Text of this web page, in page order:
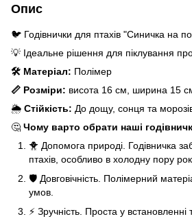
Опис
🐦 Годівнички для птахів "Синичка на
💡 Ідеальне рішення для піклування
🛠️ Матеріал: Полімер
📏 Розміри: висота 16 см, ширина 15
🌦️ Стійкість: До дощу, сонця та
🤔 Чому варто обрати наші
🐥 Допомога природі. Годівничка
птахів, особливо в холодну пору
🛡️ Довговічність. Полімерний
умов.
⚡ Зручність. Проста у встановленні